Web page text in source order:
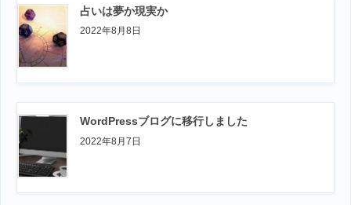
占いは夢か現実か
2022年8月8日
WordPressブログに移行しました
2022年8月7日